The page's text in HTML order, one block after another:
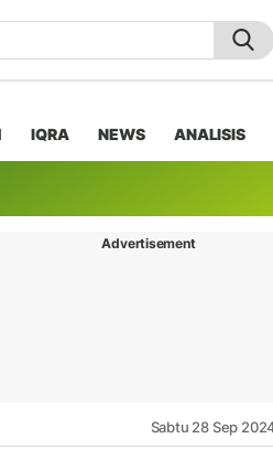
IQRA NEWS ANALISIS
Advertisement
Sabtu 28 Sep